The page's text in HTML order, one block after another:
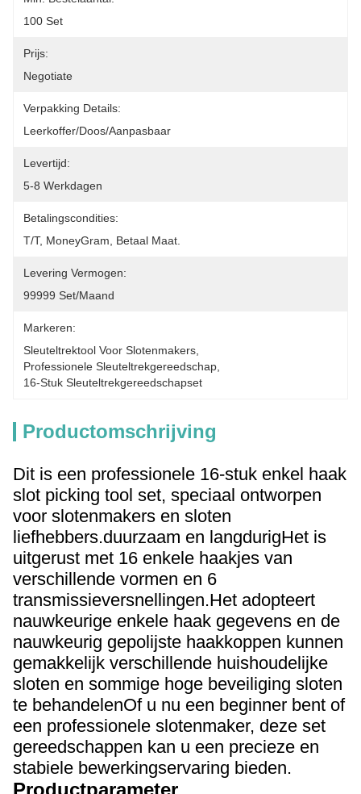
100 Set
Prijs:
Negotiate
Verpakking Details:
Leerkoffer/doos/aanpasbaar
Levertijd:
5-8 Werkdagen
Betalingscondities:
T/T, MoneyGram, Betaal Maat.
Levering Vermogen:
99999 Set/maand
Markeren:
Sleuteltrektool Voor Slotenmakers
Professionele Sleuteltrekgereedschap
16-Stuk Sleuteltrekgereedschapset
Productomschrijving
Dit is een professionele 16-stuk enkel haak
slot picking tool set, speciaal ontworpen
voor slotenmakers en sloten
liefhebbers.duurzaam en langdurigHet is
uitgerust met 16 enkele haakjes van
verschillende vormen en 6
transmissieversnellingen.Het adopteert
nauwkeurige enkele haak gegevens en de
nauwkeurig gepolijste haakkoppen kunnen
gemakkelijk verschillende huishoudelijke
sloten en sommige hoge beveiliging sloten
te behandelenOf u nu een beginner bent of
een professionele slotenmaker, deze set
gereedschappen kan u een precieze en
stabiele bewerkingservaring bieden.
Productparameter